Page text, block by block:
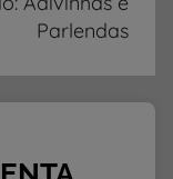
Parlendas